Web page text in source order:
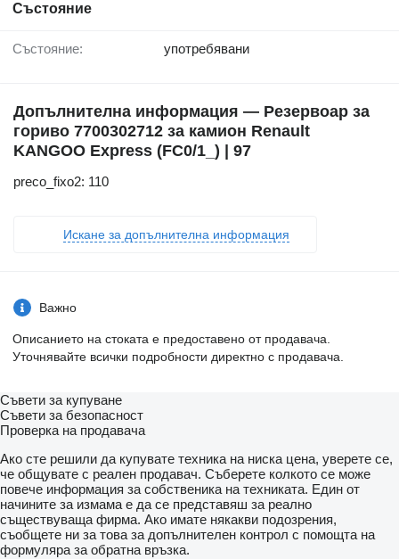
Състояние
Състояние: употребявани
Допълнителна информация — Резервоар за
гориво 7700302712 за камион Renault
KANGOO Express (FC0/1_) | 97
preco_fixo2: 110
Искане за допълнителна информация
Важно
Описанието на стоката е предоставено от продавача.
Уточнявайте всички подробности директно с продавача.
Съвети за купуване
Съвети за безопасност
Проверка на продавача
Ако сте решили да купувате техника на ниска цена, уверете се,
че общувате с реален продавач. Съберете колкото се може
повече информация за собственика на техниката. Един от
начините за измама е да се представяш за реално
съществуваща фирма. Ако имате някакви подозрения,
съобщете ни за това за допълнителен контрол с помощта на
формуляра за обратна връзка.